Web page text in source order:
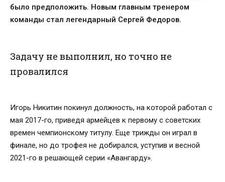
было предположить. Новым главным тренером
команды стал легендарный Сергей Федоров.
Задачу не выполнил, но точно не
провалился
Игорь Никитин покинул должность, на которой работал с
мая 2017-го, приведя армейцев к первому с советских
времен чемпионскому титулу. Еще трижды он играл в
финале, но до трофея не добирался, уступив и весной
2021-го в решающей серии «Авангарду».